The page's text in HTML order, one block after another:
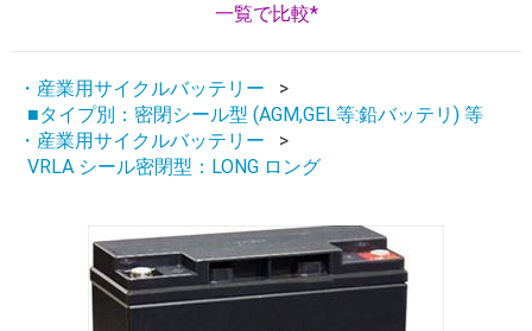
一覧で比較*
・産業用サイクルバッテリー
■タイプ別：密閉シール型 (AGM,GEL等:鉛バッテリ) 等
・産業用サイクルバッテリー
VRLA シール密閉型：LONG ロング